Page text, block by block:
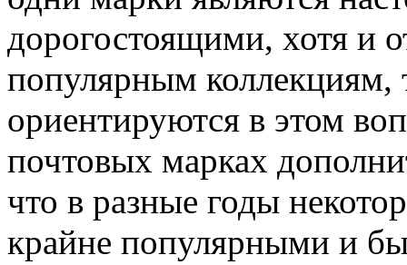
дорогостоящими, хотя и
популярным коллекциям,
ориентируются в этом
почтовых марках
что в разные годы
крайне популярными и